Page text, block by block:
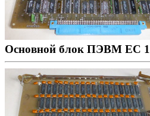
Основной блок ПЭВМ ЕС